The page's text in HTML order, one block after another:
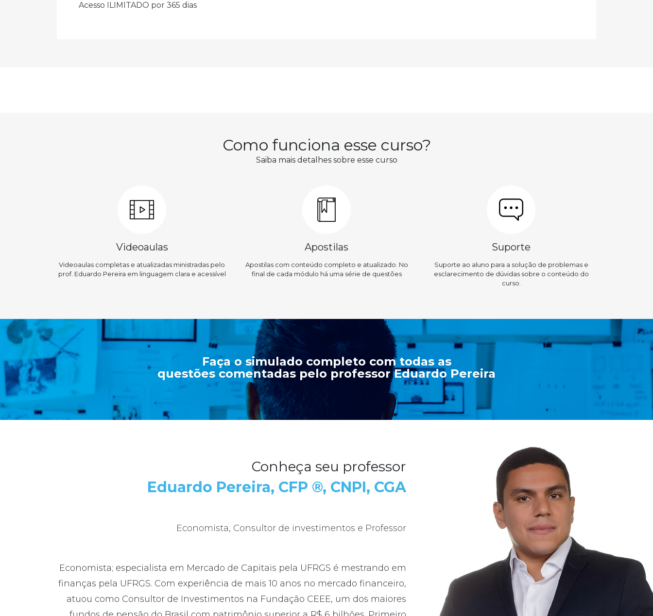
Acesso ILIMITADO por 365 dias
Como funciona esse curso?
Saiba mais detalhes sobre esse curso
Videoaulas
Videoaulas completas e atualizadas ministradas pelo
prof. Eduardo Pereira em linguagem clara e acessível
Apostilas
Apostilas com conteúdo completo e atualizado. No
final de cada módulo há uma série de questões
Suporte
Suporte ao aluno para a solução de problemas e
esclarecimento de dúvidas sobre o conteúdo do
curso.
Faça o simulado completo com todas as
questões comentadas pelo professor Eduardo Pereira
Conheça seu professor
Eduardo Pereira, CFP ®, CNPI, CGA
Economista, Consultor de investimentos e Professor
Economista; especialista em Mercado de Capitais pela UFRGS é mestrando em
finanças pela UFRGS. Com experiência de mais 10 anos no mercado financeiro,
atuou como Consultor de Investimentos na Fundação CEEE, um dos maiores